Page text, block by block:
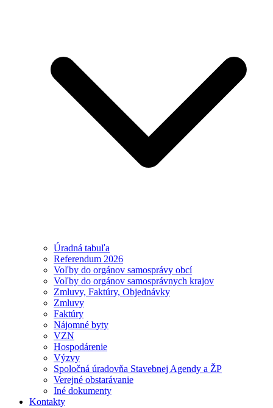
Úradná tabuľa
Referendum 2026
Voľby do orgánov samosprávy obcí
Voľby do orgánov samosprávnych krajov
Zmluvy, Faktúry, Objednávky
Zmluvy
Faktúry
Nájomné byty
VZN
Hospodárenie
Výzvy
Spoločná úradovňa Stavebnej Agendy a ŽP
Verejné obstarávanie
Iné dokumenty
Kontakty